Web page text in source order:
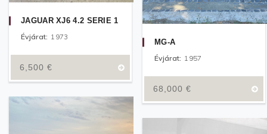
6,500 €
JAGUAR XJ6 4.2 SERIE 1
Évjárat: 1973
68,000 €
MG-A
Évjárat: 1957